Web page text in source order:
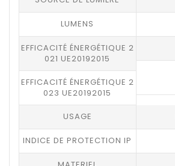
LUMENS
EFFICACITÉ ÉNERGÉTIQUE 2
021 UE20192015
EFFICACITÉ ÉNERGÉTIQUE 2
023 UE20192015
USAGE
INDICE DE PROTECTION IP